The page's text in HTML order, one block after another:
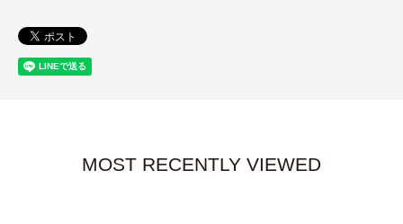
MOST RECENTLY VIEWED